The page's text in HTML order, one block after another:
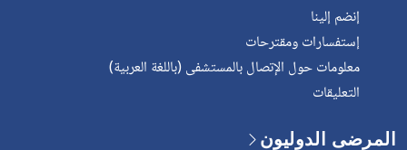
إنضم إلينا
إستفسارات ومقترحات
معلومات حول الإتصال بالمستشفى (باللغة العربية)
التعليقات
المرضى الدوليون